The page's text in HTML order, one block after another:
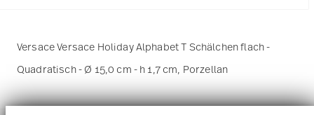
Versace Versace Holiday Alphabet T Schälchen flach -
Quadratisch - Ø 15,0 cm - h 1,7 cm, Porzellan